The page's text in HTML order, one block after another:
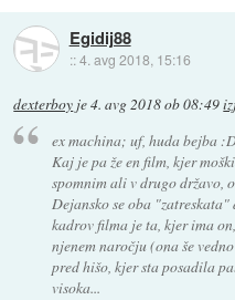
Egidij88
::4. avg 2018, 15:16
dexterboy je4. avg 2018 ob 08:49
ex machina; uf, huda bejba
Kaj je pa že en film, kjer
spomnim ali v drugo državo,
Dejansko se oba
kadrov filma je ta, kjer ima
njenem naročju (ona še
pred hišo, kjer sta posadila
visoka...